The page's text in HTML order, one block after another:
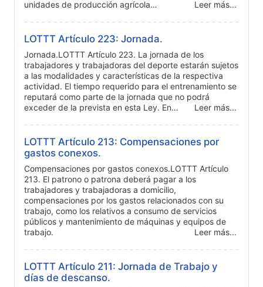
unidades de producción agrícola… Leer más...
LOTTT Artículo 223: Jornada.
Jornada.LOTTT Artículo 223. La jornada de los
trabajadores y trabajadoras del deporte estarán sujetos
a las modalidades y características de la respectiva
actividad. El tiempo requerido para el entrenamiento se
reputará como parte de la jornada que no podrá
exceder de la prevista en esta Ley. En…
Leer más...
LOTTT Artículo 213: Compensaciones por
gastos conexos.
Compensaciones por gastos conexos.LOTTT Artículo
213. El patrono o patrona deberá pagar a los
trabajadores y trabajadoras a domicilio,
compensaciones por los gastos relacionados con su
trabajo, como los relativos a consumo de servicios
públicos y mantenimiento de máquinas y equipos de
trabajo.
Leer más...
LOTTT Artículo 211: Jornada de Trabajo y
días de descanso.